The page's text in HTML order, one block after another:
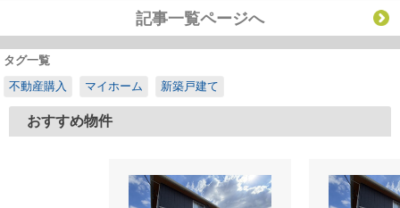
記事一覧ページへ
タグ一覧
不動産購入
マイホーム 新築戸建て
おすすめ物件